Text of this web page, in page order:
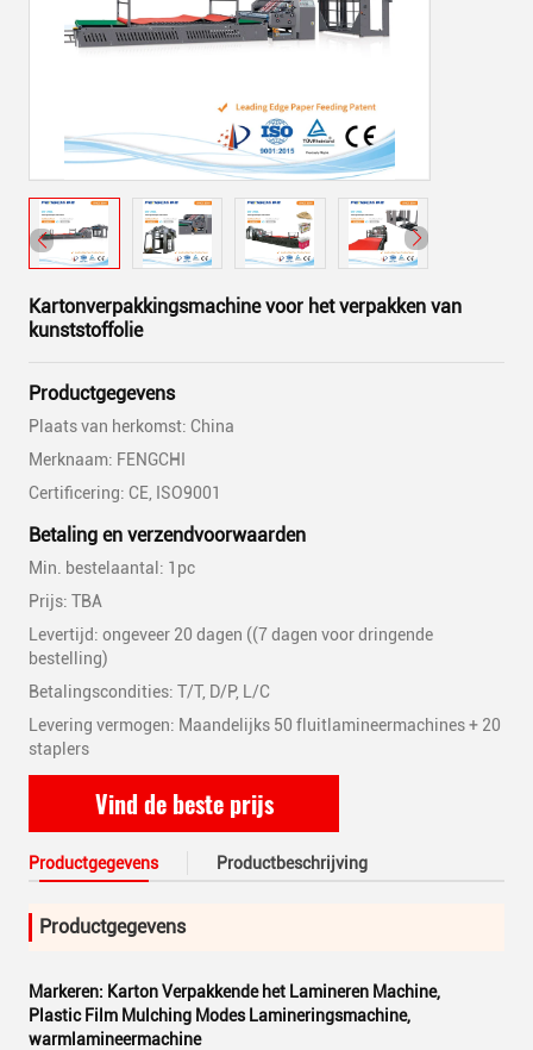
Kartonverpakkingsmachine voor het verpakken van
kunststoffolie
Productgegevens
Plaats van herkomst: China
Merknaam: FENGCHI
Certificering: CE, ISO9001
Betaling en verzendvoorwaarden
Min. bestelaantal: 1pc
Prijs: TBA
Levertijd: ongeveer 20 dagen ((7 dagen voor dringende
bestelling)
Betalingscondities: T/T, D/P, L/C
Levering vermogen: Maandelijks 50 fluitlamineermachines + 20
staplers
Vind de beste prijs
Productgegevens Productbeschrijving
Productgegevens
Markeren: Karton Verpakkende het Lamineren Machine,
Plastic Film Mulching Modes Lamineringsmachine,
warmlamineermachine